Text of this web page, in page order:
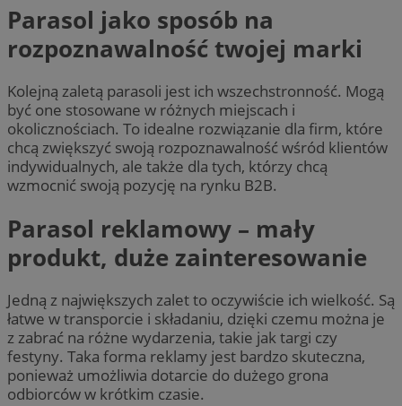
Parasol jako sposób na
rozpoznawalność twojej marki
Kolejną zaletą parasoli jest ich wszechstronność. Mogą
być one stosowane w różnych miejscach i
okolicznościach. To idealne rozwiązanie dla firm, które
chcą zwiększyć swoją rozpoznawalność wśród klientów
indywidualnych, ale także dla tych, którzy chcą
wzmocnić swoją pozycję na rynku B2B.
Parasol reklamowy – mały
produkt, duże zainteresowanie
Jedną z największych zalet to oczywiście ich wielkość. Są
łatwe w transporcie i składaniu, dzięki czemu można je
z zabrać na różne wydarzenia, takie jak targi czy
festyny. Taka forma reklamy jest bardzo skuteczna,
ponieważ umożliwia dotarcie do dużego grona
odbiorców w krótkim czasie.